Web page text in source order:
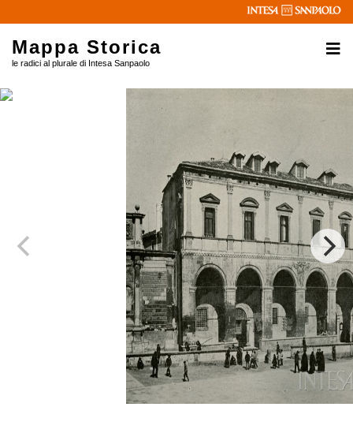
Mappa Storica
le radici al plurale di Intesa Sanpaolo